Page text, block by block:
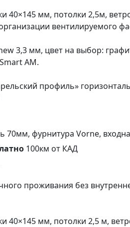
40×145 мм, потолки 2,5м,
вентилируемого
3,3 мм, цвет на выбор:
АM.
профиль»
70мм, фурнитура Vorne,
100км от КАД
проживания без
40×145 мм, потолки 2,5 м,